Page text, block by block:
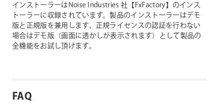
インストーラーはNoise Industries 社【FxFactory】のインス
トーラーに収録されています。製品のインストーラーはデモ
版と正規版を兼用します、正規ライセンスの認証を行わない
場合はデモ版（画面に透かしが表示されます）として製品の
全機能をお試し頂けます。
FAQ